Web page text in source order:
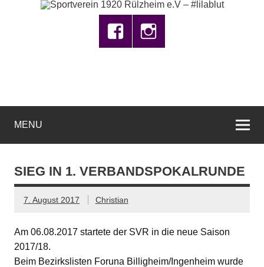
MENU
SIEG IN 1. VERBANDSPOKALRUNDE
7. August 2017 Christian
Am 06.08.2017 startete der SVR in die neue Saison
2017/18.
Beim Bezirkslisten Foruna Billigheim/Ingenheim wurde